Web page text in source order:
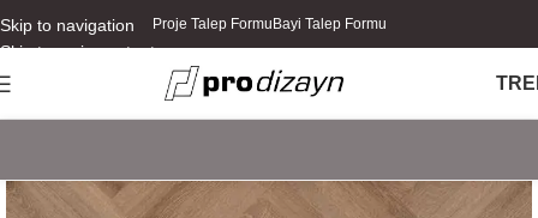
Skip to navigation
Skip to main content
Proje Talep Formu Bayi Talep Formu
TR